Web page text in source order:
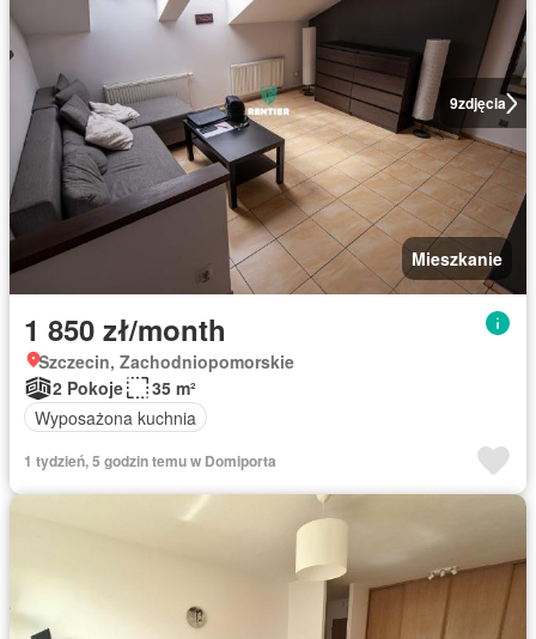
9zdjęcia
Mieszkanie
1 850 zł/month
Szczecin, Zachodniopomorskie
2 Pokoje
35 m²
Wyposażona kuchnia
1 tydzień, 5 godzin temu w Domiporta